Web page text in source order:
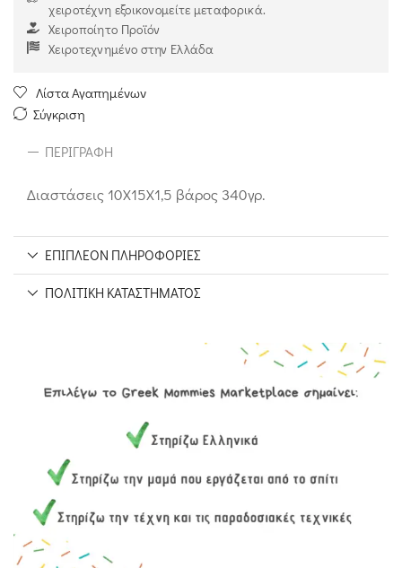
χειροτέχνη εξοικονομείτε μεταφορικά.
Χειροποίητο Προϊόν
Χειροτεχνημένο στην Ελλάδα
Λίστα Αγαπημένων
Σύγκριση
ΠΕΡΙΓΡΑΦΉ
Διαστάσεις 10Χ15Χ1,5 βάρος 340γρ.
ΕΠΙΠΛΈΟΝ ΠΛΗΡΟΦΟΡΊΕΣ
ΠΟΛΙΤΙΚΉ ΚΑΤΑΣΤΉΜΑΤΟΣ